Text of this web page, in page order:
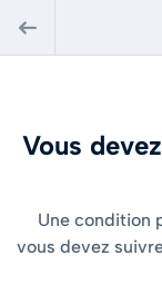
Vous
Une condition
vous devez